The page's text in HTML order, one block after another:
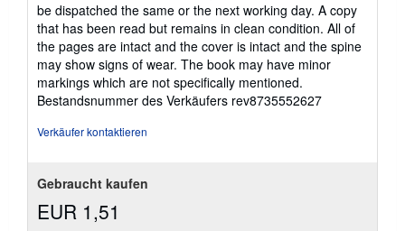
o
s
t
e
n
5
Sternen
be dispatched the same or the next working day. A copy
that has been read but remains in clean condition. All of
the pages are intact and the cover is intact and the spine
may show signs of wear. The book may have minor
markings which are not specifically mentioned.
Bestandsnummer des Verkäufers rev8735552627
Verkäufer kontaktieren
Gebraucht kaufen
EUR 1,51